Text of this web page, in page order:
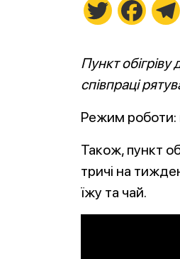
Twitter
Пункт
співпраці
Режим роботи:
Також, пункт
тричі на
їжу та чай.